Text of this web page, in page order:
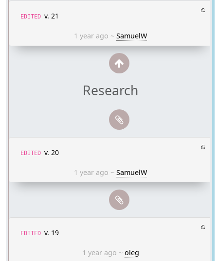
⎌
EDITED v. 21
1 year ago ~ SamuelW
Research
⎌
EDITED v. 20
1 year ago ~ SamuelW
⎌
EDITED v. 19
1 year ago ~ oleg